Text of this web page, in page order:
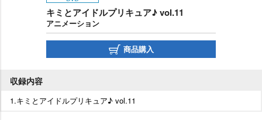
キミとアイドルプリキュア♪ vol.11
アニメーション
商品購入
収録内容
1.キミとアイドルプリキュア♪ vol.11